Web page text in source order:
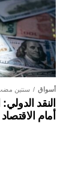
أسواق سنتين
النقد
أمام